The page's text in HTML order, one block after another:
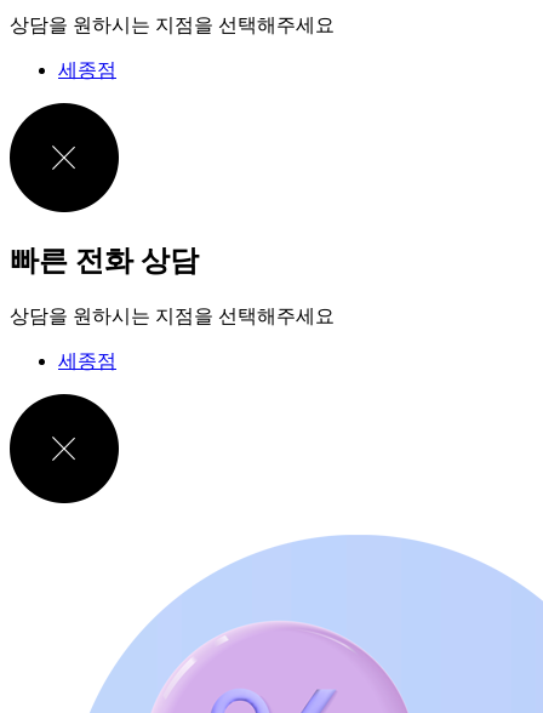
상담을 원하시는 지점을 선택해주세요
세종점
빠른 전화 상담
상담을 원하시는 지점을 선택해주세요
세종점